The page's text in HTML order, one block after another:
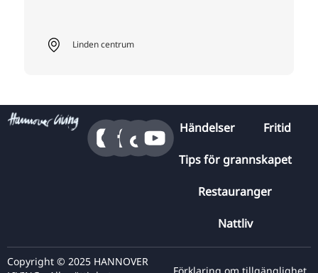
Händelser Fritid
Tips för grannskapet
Restauranger
Nattliv
Copyright © 2025 HANNOVER